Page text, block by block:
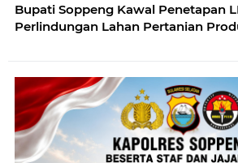
Bupati Soppeng Kawal Penetapan
Perlindungan Lahan Pertanian